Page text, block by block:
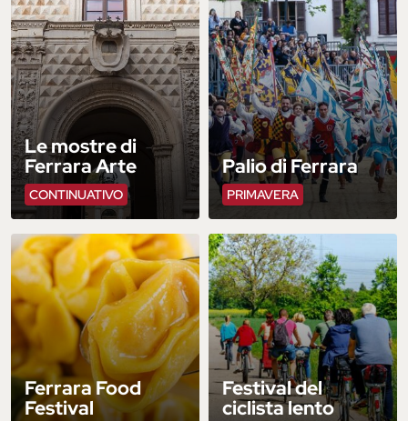
CONTINUATIVO
Le mostre di
Ferrara Arte
PRIMAVERA
Palio di Ferrara
Ferrara Food
Festival
Festival del
ciclista lento